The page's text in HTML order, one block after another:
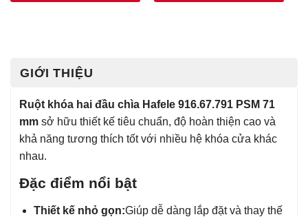
GIỚI THIỆU
Ruột khóa hai đầu chìa Hafele 916.67.791 PSM 71
mm sở hữu thiết kế tiêu chuẩn, độ hoàn thiện cao và
khả năng tương thích tốt với nhiều hệ khóa cửa khác
nhau.
Đặc điểm nổi bật
Thiết kế nhỏ gọn:Giúp dễ dàng lắp đặt và thay thế